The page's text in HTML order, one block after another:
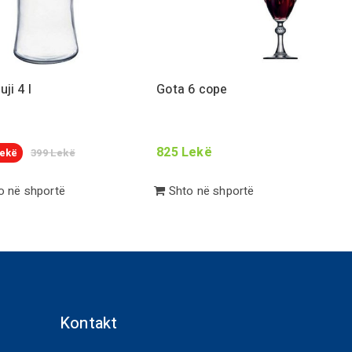
4l
399Lekë
në shportë
Gota 6 cope
825Lekë
Shto në shportë
Kontakt